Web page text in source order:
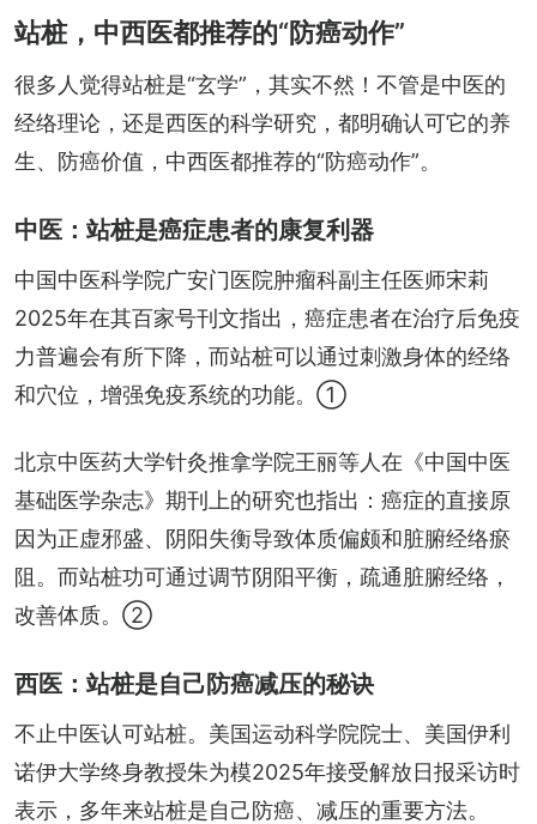
站桩，中西医都推荐的“防癌动作”
很多人觉得站桩是“玄学”，其实不然！不管是中医的
经络理论，还是西医的科学研究，都明确认可它的养
生、防癌价值，中西医都推荐的“防癌动作”。
中医：站桩是癌症患者的康复利器
中国中医科学院广安门医院肿瘤科副主任医师宋莉
2025年在其百家号刊文指出，癌症患者在治疗后免疫
力普遍会有所下降，而站桩可以通过刺激身体的经络
和穴位，增强免疫系统的功能。①
北京中医药大学针灸推拿学院王丽等人在《中国中医
基础医学杂志》期刊上的研究也指出：癌症的直接原
因为正虚邪盛、阴阳失衡导致体质偏颇和脏腑经络瘀
阻。而站桩功可通过调节阴阳平衡，疏通脏腑经络，
改善体质。②
西医：站桩是自己防癌减压的秘诀
不止中医认可站桩。美国运动科学院院士、美国伊利
诺伊大学终身教授朱为模2025年接受解放日报采访时
表示，多年来站桩是自己防癌、减压的重要方法。